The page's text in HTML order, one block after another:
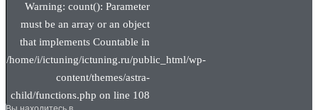
Warning: count(): Parameter
must be an array or an object
that implements Countable in
/home/i/ictuning/ictuning.ru/public_html/wp-
content/themes/astra-
child/functions.php on line 108